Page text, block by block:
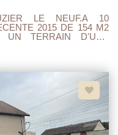
LE NEUF.A 10
2015 DE 154 M2
TERRAIN D'UNE
2 VOITURES AVEC
UN T2 EN
SUR SEJOUR,
AVEC WC ET ENTREE
, VOLETS
AUCUN TRAVAUX A